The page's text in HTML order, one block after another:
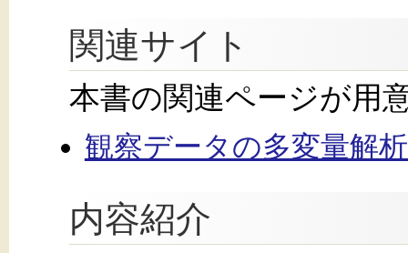
関連サイト
本書の関連ページが用
観察データの多変量解
内容紹介